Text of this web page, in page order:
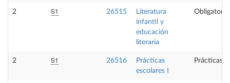
2 S1 26515
Literatura
infantil y
educación
literaria
Obligatoria
2 S1 26516
Prácticas
escolares I
Prácticas